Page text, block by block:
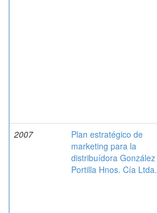
2007
Plan estratégico de
marketing para la
distribuídora González
Portilla Hnos. Cía Ltda.